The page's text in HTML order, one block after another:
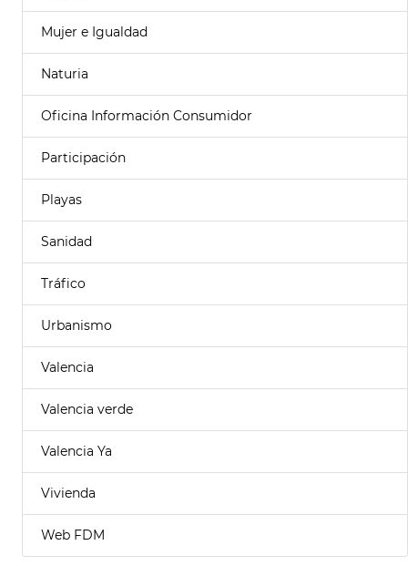
Mujer e Igualdad
Naturia
Oficina Información Consumidor
Participación
Playas
Sanidad
Tráfico
Urbanismo
Valencia
Valencia verde
Valencia Ya
Vivienda
Web FDM